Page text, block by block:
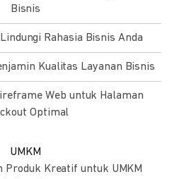
Bisnis
Rahasia Bisnis Anda
Kualitas Layanan Bisnis
Web untuk Halaman
Optimal
UMKM
Produk Kreatif untuk UMKM